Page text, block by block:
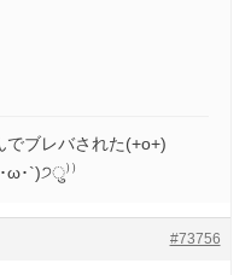
でブレバされた(+o+)
ω･`)੭ु⁾⁾
#73756